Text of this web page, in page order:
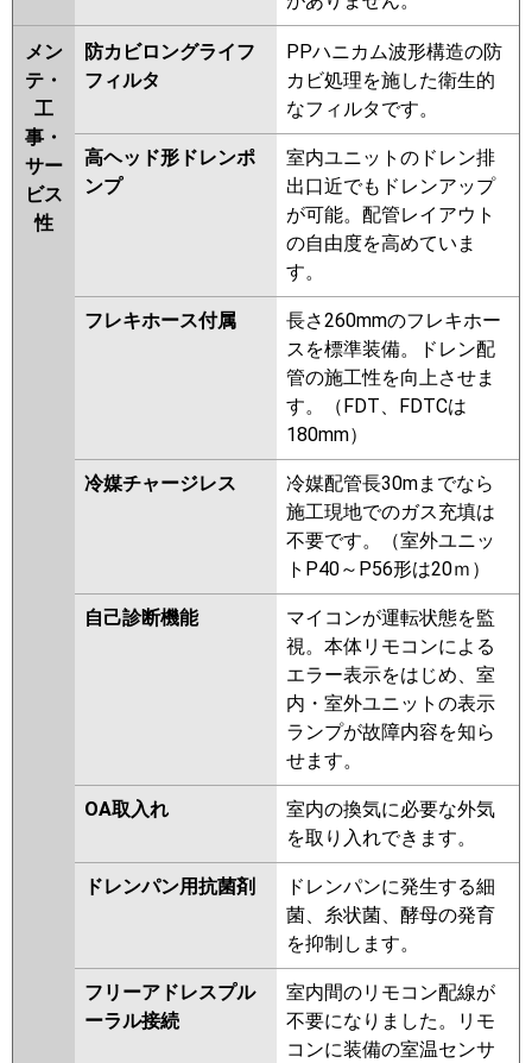
メン
テ・
工
事・
サー
ビス
性
防カビロングライフ
フィルタ
PPハニカム波形構造の防
カビ処理を施した衛生的
なフィルタです。
高ヘッド形ドレンポ
ンプ
室内ユニットのドレン排
出口近でもドレンアップ
が可能。配管レイアウト
の自由度を高めていま
す。
フレキホース付属
長さ260mmのフレキホー
スを標準装備。ドレン配
管の施工性を向上させま
す。（FDT、FDTCは
180mm）
冷媒チャージレス
冷媒配管長30mまでなら
施工現地でのガス充填は
不要です。（室外ユニッ
トP40～P56形は20ｍ）
自己診断機能
マイコンが運転状態を監
視。本体リモコンによる
エラー表示をはじめ、室
内・室外ユニットの表示
ランプが故障内容を知ら
せます。
OA取入れ
室内の換気に必要な外気
を取り入れできます。
ドレンパン用抗菌剤
ドレンパンに発生する細
菌、糸状菌、酵母の発育
を抑制します。
フリーアドレスプル
ーラル接続
室内間のリモコン配線が
不要になりました。リモ
コンに装備の室温センサ